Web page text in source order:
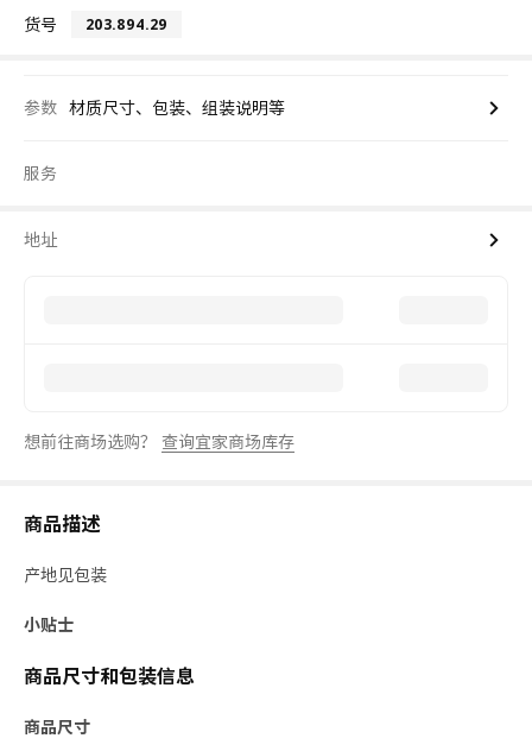
货号 203.894.29
参数 材质尺寸、包装、组装说明等
服务
地址
想前往商场选购？ 查询宜家商场库存
商品描述
产地见包装
小贴士
商品尺寸和包装信息
商品尺寸